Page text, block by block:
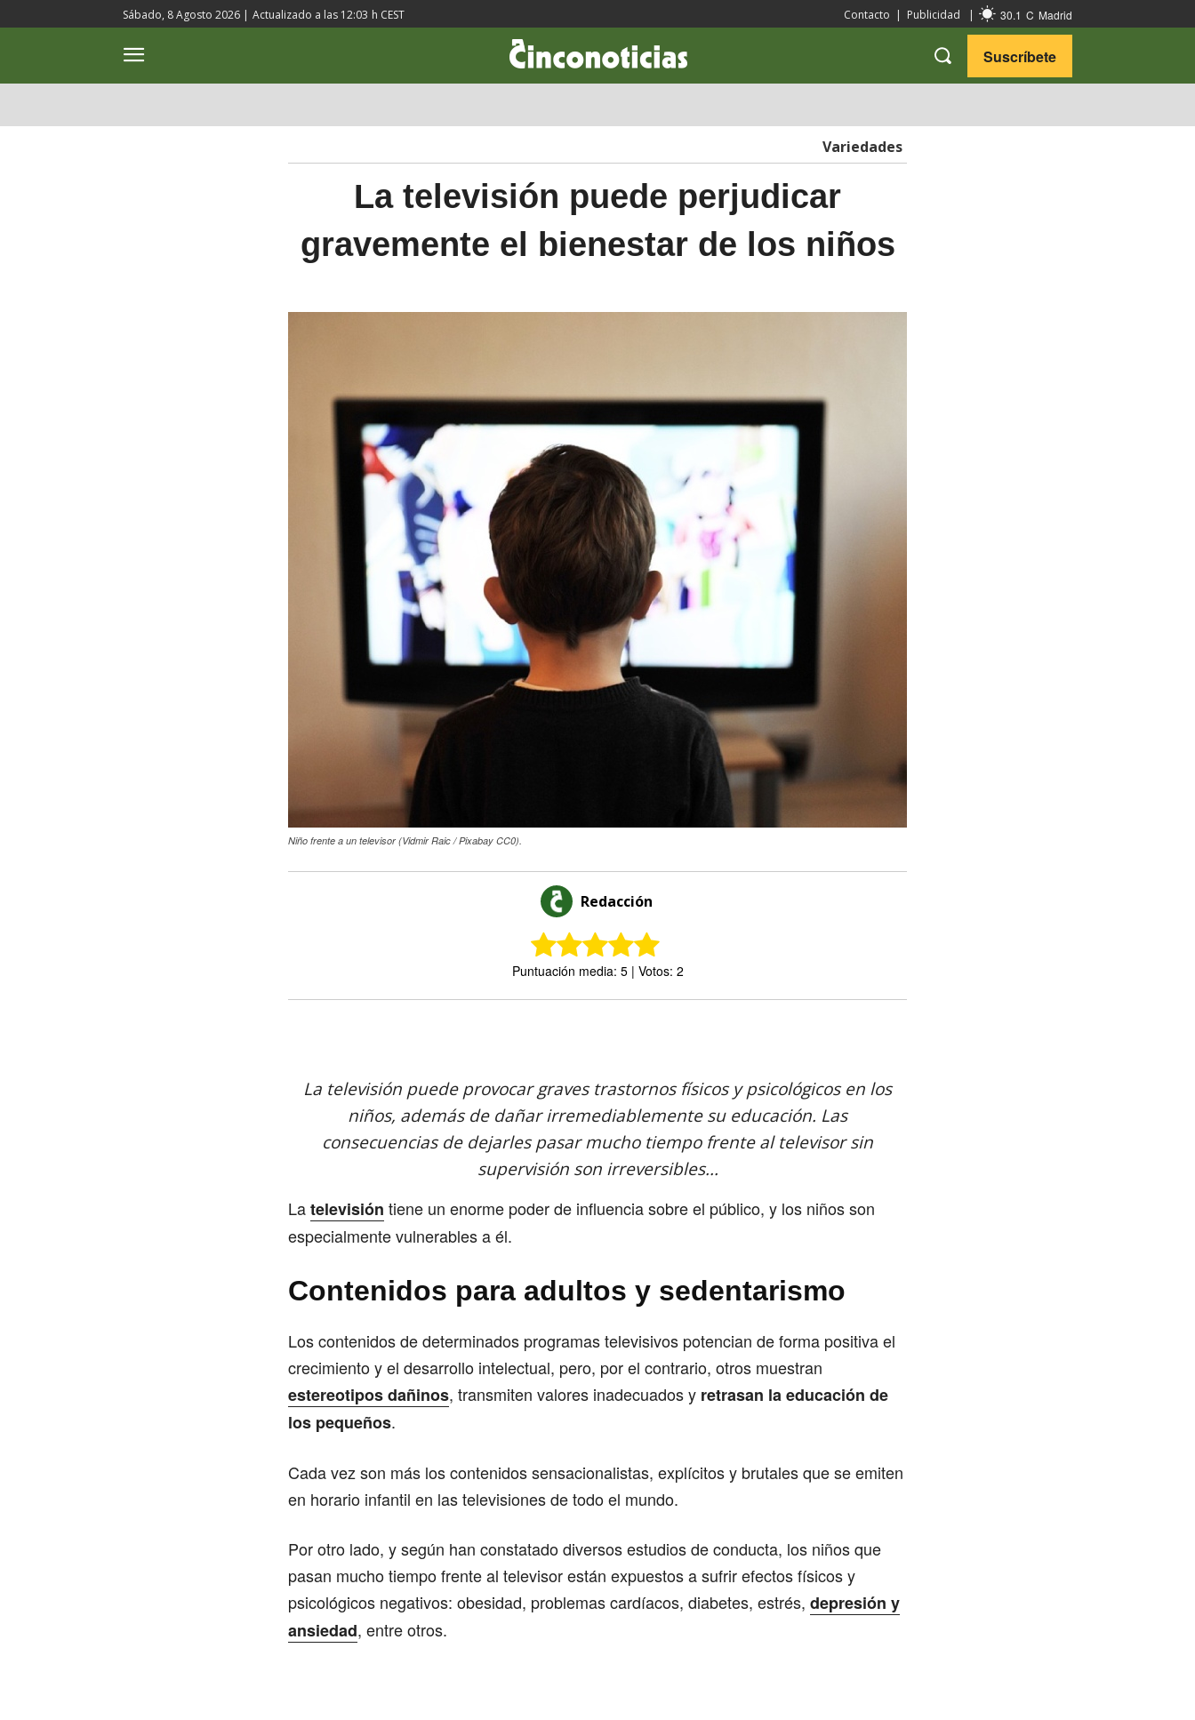
Sábado, 8 Agosto 2026 | Actualizado a las 12:03 h CEST Contacto | Publicidad | 30.1 C Madrid
Suscríbete
Variedades
La televisión puede perjudicar
gravemente el bienestar de los niños
Niño frente a un televisor (Vidmir Raic / Pixabay CC0).
Redacción
Puntuación media: 5 | Votos: 2
La televisión puede provocar graves trastornos físicos y psicológicos en los
niños, además de dañar irremediablemente su educación. Las
consecuencias de dejarles pasar mucho tiempo frente al televisor sin
supervisión son irreversibles...
Latelevisión tiene un enorme poder de influencia sobre el público, y los niños son
especialmente vulnerables a él.
Contenidos para adultos y sedentarismo
Los contenidos de determinados programas televisivos potencian de forma positiva el
crecimiento y el desarrollo intelectual, pero, por el contrario, otros muestran
estereotipos dañinos, transmiten valores inadecuados y retrasan la educación de
los pequeños.
Cada vez son más los contenidos sensacionalistas, explícitos y brutales que se emiten
en horario infantil en las televisiones de todo el mundo.
Por otro lado, y según han constatado diversos estudios de conducta, los niños que
pasan mucho tiempo frente al televisor están expuestos a sufrir efectos físicos y
psicológicos negativos: obesidad, problemas cardíacos, diabetes, estrés, depresión y
ansiedad, entre otros.